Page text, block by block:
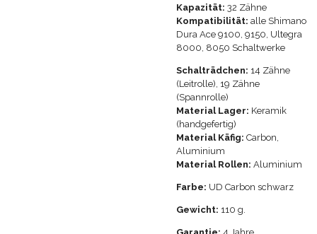
Kapazität: 32 Zähne
Kompatibilität: alle Shimano
Dura Ace 9100, 9150, Ultegra
8000, 8050 Schaltwerke
Schalträdchen: 14 Zähne
(Leitrolle), 19 Zähne
(Spannrolle)
Material Lager: Keramik
(handgefertig)
Material Käfig: Carbon,
Aluminium
Material Rollen: Aluminium
Farbe: UD Carbon schwarz
Gewicht: 110 g.
Garantie: 4 Jahre